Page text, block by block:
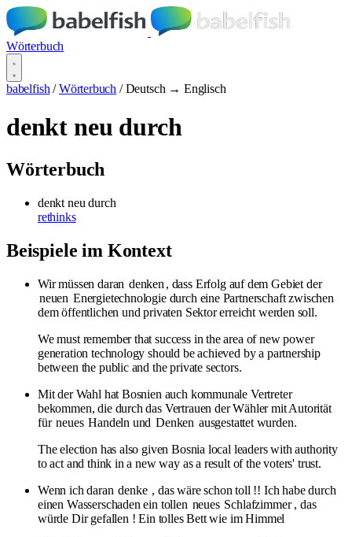
Wörterbuch
babelfish / Wörterbuch / Deutsch → Englisch
denkt neu durch
Wörterbuch
denkt neu durch
rethinks
Beispiele im Kontext
Wir müssen daran denken , dass Erfolg auf dem Gebiet der
neuen Energietechnologie durch eine Partnerschaft zwischen
dem öffentlichen und privaten Sektor erreicht werden soll.
We must remember that success in the area of new power
generation technology should be achieved by a partnership
between the public and the private sectors.
Mit der Wahl hat Bosnien auch kommunale Vertreter
bekommen, die durch das Vertrauen der Wähler mit Autorität
für neues Handeln und Denken ausgestattet wurden.
The election has also given Bosnia local leaders with authority
to act and think in a new way as a result of the voters' trust.
Wenn ich daran denke , das wäre schon toll !! Ich habe durch
einen Wasserschaden ein tollen neues Schlafzimmer , das
würde Dir gefallen ! Ein tolles Bett wie im Himmel